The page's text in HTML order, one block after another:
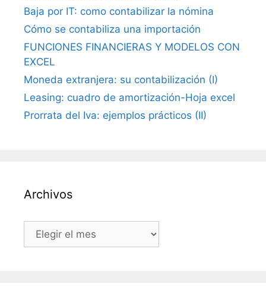
Baja por IT: como contabilizar la nómina
Cómo se contabiliza una importación
FUNCIONES FINANCIERAS Y MODELOS CON
EXCEL
Moneda extranjera: su contabilización (I)
Leasing: cuadro de amortización-Hoja excel
Prorrata del Iva: ejemplos prácticos (II)
Archivos
Archivos